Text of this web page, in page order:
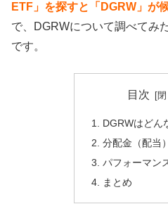
ETF」を探すと「DGRW」が
で、DGRWについて調べてみ
です。
目次
DGRWはどん
分配金（配当
パフォーマン
まとめ